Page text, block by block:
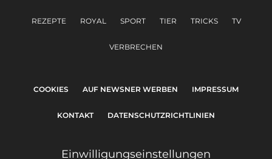
REZEPTE ROYAL SPORT TIER TRICKS TV
VERBRECHEN
COOKIES AUF NEWSNER WERBEN IMPRESSUM
KONTAKT DATENSCHUTZRICHTLINIEN
Einwilligungseinstellungen